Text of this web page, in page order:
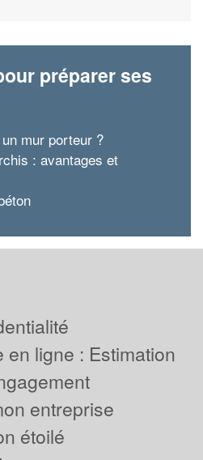
préparer ses
mur porteur ?
: avantages et
ligne : Estimation
entreprise
étoilé